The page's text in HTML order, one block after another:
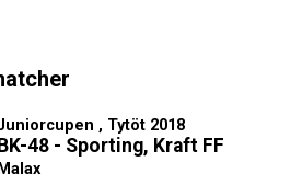
, Tytöt 2018
BK-48 - Sporting, Kraft FF
Malax